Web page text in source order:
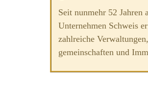
Seit nunmehr 52 Jahren
Unternehmen Schweis
zahlreiche
gemeinschaften und